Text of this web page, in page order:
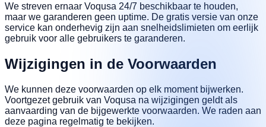
We streven ernaar Voqusa 24/7 beschikbaar te houden,
maar we garanderen geen uptime. De gratis versie van onze
service kan onderhevig zijn aan snelheidslimieten om eerlijk
gebruik voor alle gebruikers te garanderen.
Wijzigingen in de Voorwaarden
We kunnen deze voorwaarden op elk moment bijwerken.
Voortgezet gebruik van Voqusa na wijzigingen geldt als
aanvaarding van de bijgewerkte voorwaarden. We raden aan
deze pagina regelmatig te bekijken.